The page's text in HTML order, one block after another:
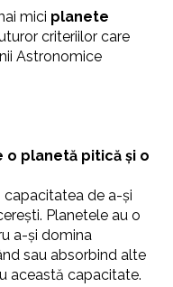
mici planete
criteriilor care
Astronomice
planetă pitică și o
capacitatea de a-și
Planetele au o
a-și domina
sau absorbind alte
această capacitate.